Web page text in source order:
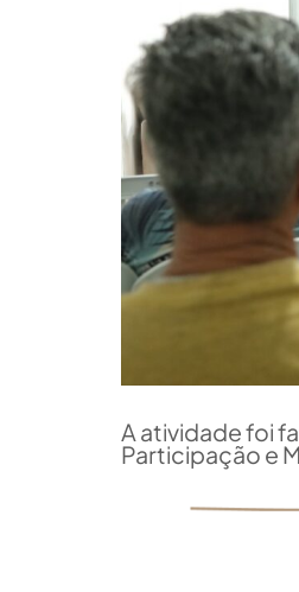
A atividade foi
Participação e